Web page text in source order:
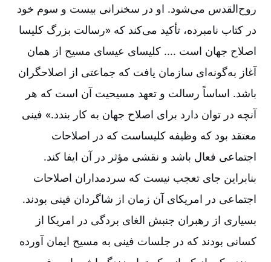
روح‌‌القدس می‌‌شود. او در سخنرانی بیست و سوم خود
در کتاب نامبرده، تأکید می‌‌کند که «رسالت بزرگ کلیسا
اصلاح جهان است .... کلیسای عیسای مسیح از همان
آغاز به‌‌گونه‌‌ای سازمان یافت که جماعتی از اصلاحگران
باشد. اساساً رسالت و تعهد مسیحیت آن است که هر
آنچه در توان دارد برای اصلاح جهان به کار بندد.» فینی
معتقد بود كه وظیفه كلیساست كه در اصلاحات
اجتماعی فعال باشد و نقشی مؤثر در آن ایفا کند.
بنابراین جای تعجب نیست كه سردمداران اصلاحات
اجتماعی در امریكای آن زمان از شاگردان فینی بودند.
بسیاری از رهبران جنبش الغای بردگی در امریكا از
كسانی بودند كه در جلسات فینی به مسیح ایمان آورده